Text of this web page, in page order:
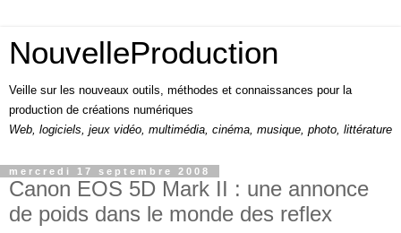
NouvelleProduction
Veille sur les nouveaux outils, méthodes et connaissances pour la
production de créations numériques
Web, logiciels, jeux vidéo, multimédia, cinéma, musique, photo, littérature
mercredi 17 septembre 2008
Canon EOS 5D Mark II : une annonce
de poids dans le monde des reflex